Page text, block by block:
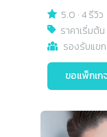
5.0 ·4 รีวิว
ราคาเริ่มต้น
รองรับแข
ขอแพ็กเก